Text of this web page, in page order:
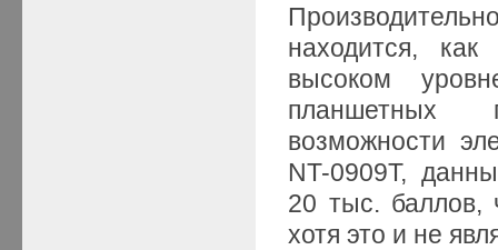
находится,
высоком
планшетных
возможности
NT-0909T,
20 тыс. баллов,
хотя это и не